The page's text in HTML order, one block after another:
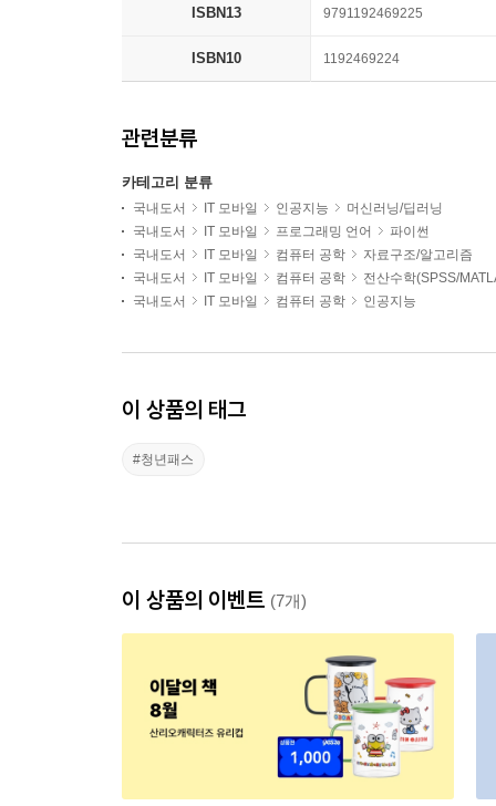
ISBN13 9791192469225
ISBN10 1192469224
관련분류
카테고리 분류
국내도서 IT 모바일 인공지능
머신러닝/딥러닝
국내도서
IT 모바일 프로그래밍 언어
파이썬
국내도서
IT 모바일 컴퓨터 공학
자료구조/알고리즘
국내도서
IT 모바일 컴퓨터 공학
전산수학(SPSS/
국내도서
IT 모바일 컴퓨터 공학 인공지능
이 상품의 태그
#청년패스
이 상품의 이벤트 (7개)